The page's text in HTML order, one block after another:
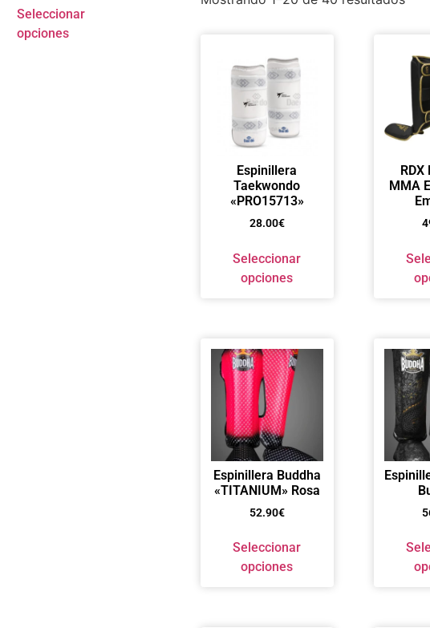
Seleccionar
opciones
Espinillera
Taekwondo
«PRO15713»
28.00€
Seleccionar
opciones
MMA
Espinillera Buddha
«TITANIUM» Rosa
52.90€
Seleccionar
opciones